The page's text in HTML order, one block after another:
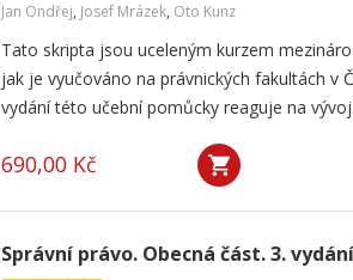
Jan Ondřej, Josef Mrázek, Oto Kunz
Tato skripta jsou uceleným kurzem
jak je vyučováno na právnických fakultách v
vydání této učební pomůcky reaguje na
690,00 Kč
Správní právo. Obecná část. 3. vydání